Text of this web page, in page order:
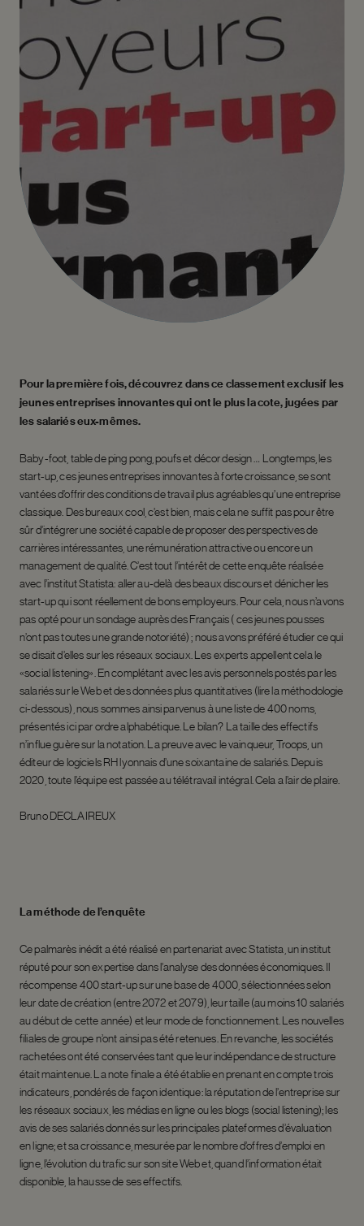
Pour la première fois, découvrez dans ce classement exclusif les
jeunes entreprises innovantes qui ontle plus la cote, jugées par
les salariés eux-mêmes.
Baby-foot, table de ping­ pong, poufs et décor design … Longtemps, les
start-up, ces jeunes entreprises innovantes à forte croissance, se sont
vantées d’offrir des conditions de travail plus agréables qu’une entreprise
classique. Des bureaux cool, c’est bien, mais cela ne suffit pas pour être
sûr d’intégrer une société capable de proposer des perspectives de
carrières intéressantes, une rémunération attractive ou encore un
management de qualité. C’est tout l’inté­rêt de cette enquête réalisée
avec l’institut Statista: aller au-delà des beaux discours et dénicher les
start-up qui sont réelle­ment de bons employeurs. Pour cela, nous n’avons
pas opté pour un sondage auprès des Français ( ces jeunes pousses
n’ont pas toutes une grande notoriété) ; nous avons préféré étudier ce qui
se disait d’elles sur les réseaux sociaux. Les experts appellent cela le
«social listening». En complétant avec les avis personnels postés par les
sa­lariés sur le Web et des données plus quan­titatives (lire la méthodologie
ci-dessous), nous sommes ainsi parvenus à une liste de 400 noms,
présentés ici par ordre alphabé­tique. Le bilan? La taille des effectifs
n’in­flue guère sur la notation. La preuve avec le vainqueur, Troops, un
éditeur de logiciels RH lyonnais d’une soixantaine de salariés. Depuis
2020, toute l’équipe est passée au télétravail intégral. Cela a l’air de plaire.
Bruno DECLAIREUX
La méthode de l’enquête
Ce palmarès inédit a été réalisé en partenariat avec Statista, un institut
réputé pour son expertise dans l’analyse des données économiques. Il
récompense 400 start-up sur une base de 4000, sélectionnées selon
leur date de création (entre 2072 et 2079), leur taille (au moins 10 salariés
au début de cette année) et leur mode de fonctionnement. Les nouvelles
filiales de groupe n’ont ainsi pas été retenues. En revanche, les sociétés
rachetées ont été conservées tant que leur indépendance de structure
était maintenue. La note finale a été établie en prenant en compte trois
indicateurs, pondérés de façon identique: la réputation de l’entreprise sur
les réseaux sociaux, les médias en ligne ou les blogs (social listening); les
avis de ses salariés donnés sur les principales plateformes d’évaluation
en ligne; et sa croissance, mesurée par le nombre d’offres d’emploi en
ligne, l’évolution du trafic sur son site Web et, quand l’information était
disponible, la hausse de ses effectifs.